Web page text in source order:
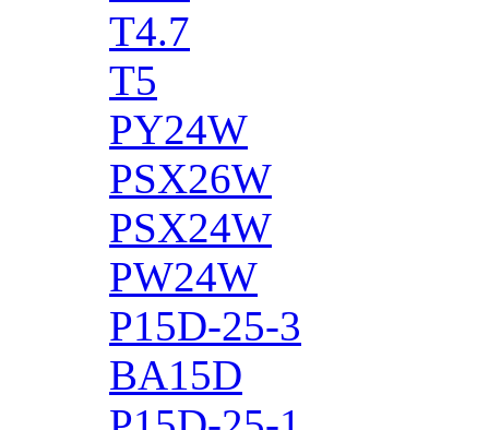
T4.7
T5
PY24W
PSX26W
PSX24W
PW24W
P15D-25-3
BA15D